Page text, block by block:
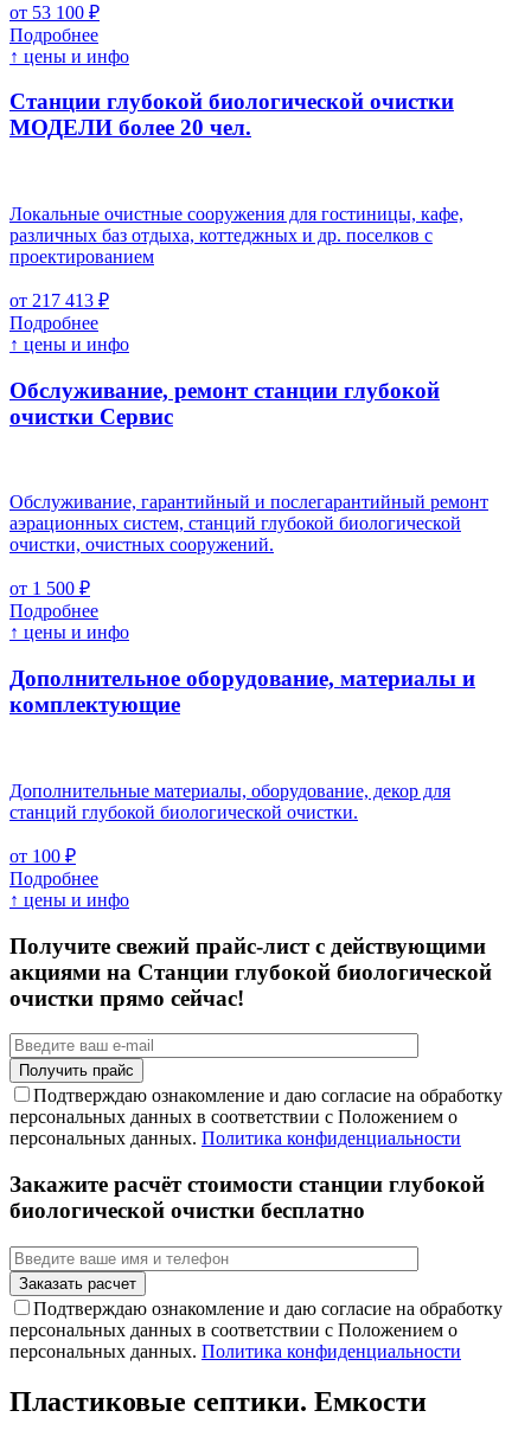
от 53 100 ₽
Подробнее
↑ цены и инфо
Станции глубокой биологической очистки
МОДЕЛИ более 20 чел.
Локальные очистные сооружения для гостиницы, кафе,
различных баз отдыха, коттеджных и др. поселков с
проектированием
от 217 413 ₽
Подробнее
↑ цены и инфо
Обслуживание, ремонт станции глубокой
очистки Cервис
Обслуживание, гарантийный и послегарантийный ремонт
аэрационных систем, станций глубокой биологической
очистки, очистных сооружений.
от 1 500 ₽
Подробнее
↑ цены и инфо
Дополнительное оборудование, материалы и
комплектующие
Дополнительные материалы, оборудование, декор для
станций глубокой биологической очистки.
от 100 ₽
Подробнее
↑ цены и инфо
Получите свежий прайс-лист с действующими
акциями на Станции глубокой биологической
очистки прямо сейчас!
Подтверждаю ознакомление и даю согласие на обработку
персональных данных в соответствии с Положением о
персональных данных. Политика конфиденциальности
Закажите расчёт стоимости станции глубокой
биологической очистки бесплатно
Подтверждаю ознакомление и даю согласие на обработку
персональных данных в соответствии с Положением о
персональных данных. Политика конфиденциальности
Пластиковые септики. Емкости